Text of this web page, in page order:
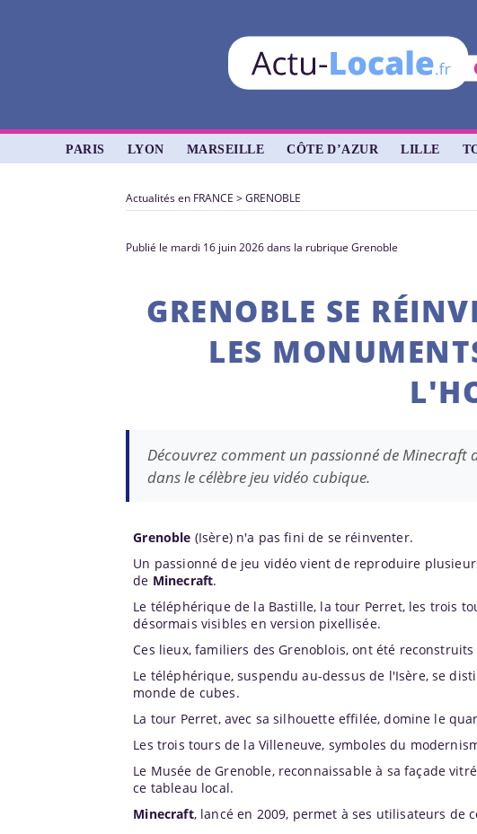
PARIS LYON MARSEILLE CÔTE D’AZUR LILLE
Actualités en FRANCE >GRENOBLE
Publié le mardi 16 juin 2026 dans la rubrique Grenoble
GRENOBLE SE
LES
Découvrez comment un passionné de
dans le célèbre jeu vidéo cubique.
Grenoble (Isère) n'a pas fini de se réinventer.
Un passionné de jeu vidéo vient de reproduire
de Minecraft.
Le téléphérique de la Bastille, la tour Perret, les trois
désormais visibles en version pixellisée.
Ces lieux, familiers des Grenoblois, ont été
Le téléphérique, suspendu au-dessus de l'Isère, se
monde de cubes.
La tour Perret, avec sa silhouette effilée, domine le
Les trois tours de la Villeneuve, symboles du
Le Musée de Grenoble, reconnaissable à sa façade
ce tableau local.
Minecraft, lancé en 2009, permet à ses utilisateurs